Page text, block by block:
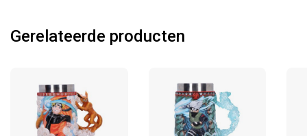
Gerelateerde producten